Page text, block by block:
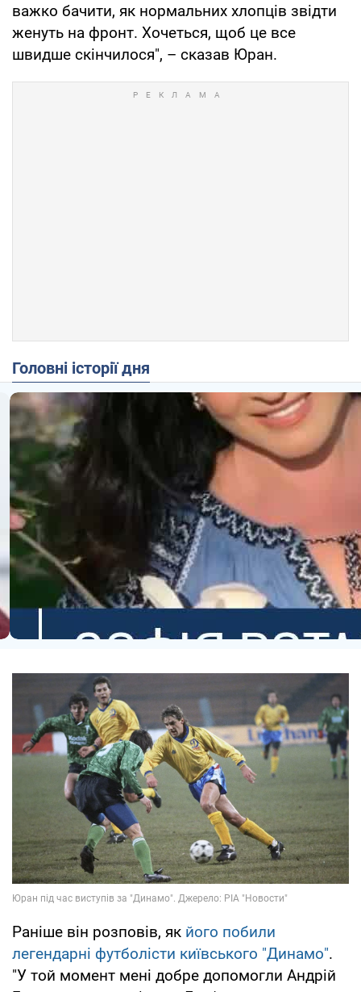
важко бачити, як нормальних хлопців звідти
женуть на фронт. Хочеться, щоб це все
швидше скінчилося", – сказав Юран.
Головні історії дня
Раніше він розповів, як його побили
легендарні футболісти київського "Динамо".
"У той момент мені добре допомогли Андрій